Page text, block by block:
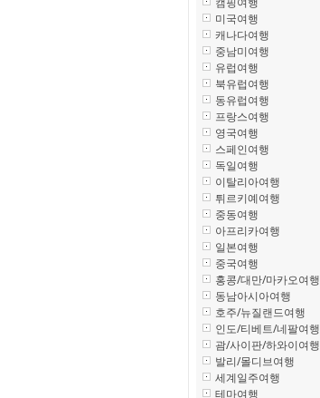
미국여행
캐나다여행
중남미여행
유럽여행
북유럽여행
동유럽여행
프랑스여행
영국여행
스페인여행
독일여행
이탈리아여행
튀르키예여행
중동여행
아프리카여행
일본여행
중국여행
홍콩/대만/마카오여행
동남아시아여행
호주/뉴질랜드여행
인도/티베트/네팔여행
괌/사이판/하와이여행
발리/몰디브여행
세계일주여행
테마여행